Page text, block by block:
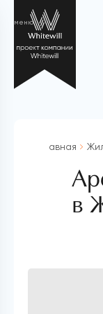
меню
Главная
в